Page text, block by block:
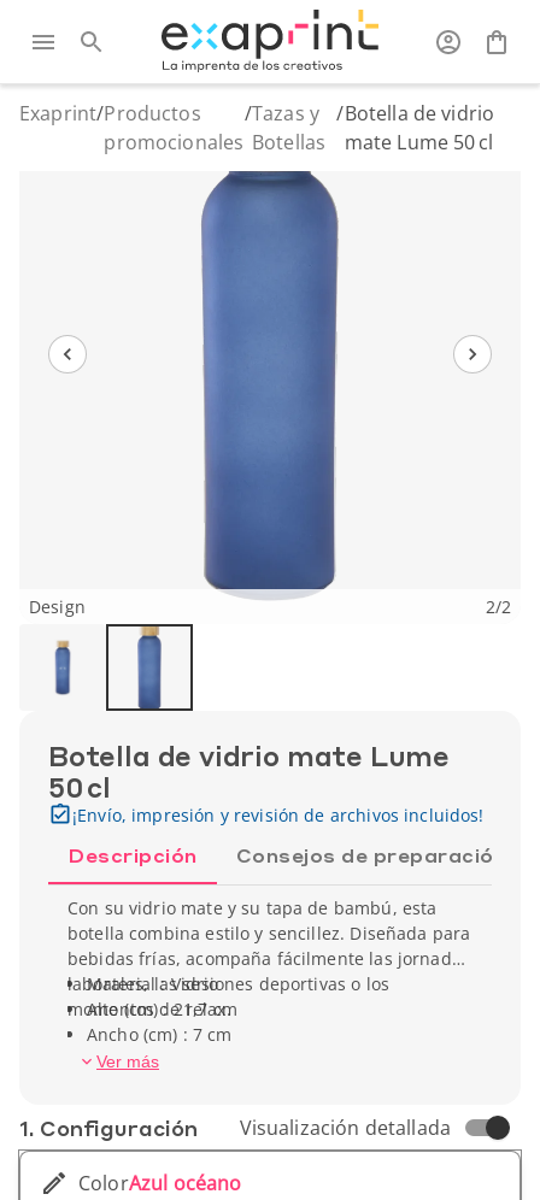
Exaprint/Productos
promocionales
/Tazas y
Botellas
/Botella de vidrio
mate Lume 50 cl
Design 2/2
Botella de vidrio mate Lume
50 cl
¡Envío, impresión y revisión de archivos incluidos!
Descripción Consejos de preparación
Con su vidrio mate y su tapa de bambú, esta
botella combina estilo y sencillez. Diseñada para
bebidas frías, acompaña fácilmente las jornadas
laborales, las sesiones deportivas o los
momentos de relax.
Material : Vidrio
Alto (cm) : 21,7 cm
Ancho (cm) : 7 cm
Capacidad : 50 cl
Ver más
1. Conf­iguración Visualización detallada
ColorAzul océano